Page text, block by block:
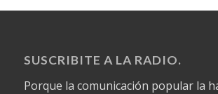
SUSCRIBITE A LA RADIO.
Porque la comunicación popular la